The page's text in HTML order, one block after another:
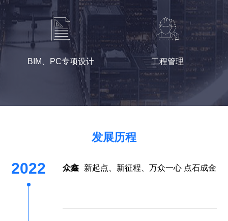
BIM、PC专项设计 工程管理
发展历程
2022 众鑫 新起点、新征程、万众一心 点石成金